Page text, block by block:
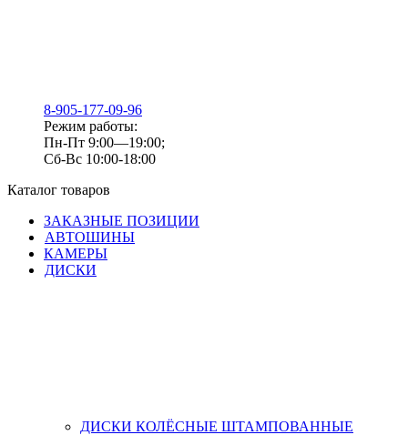
8-905-177-09-96
Режим работы:
Пн-Пт 9:00—19:00;
Сб-Вс 10:00-18:00
Каталог товаров
ЗАКАЗНЫЕ ПОЗИЦИИ
АВТОШИНЫ
КАМЕРЫ
ДИСКИ
ДИСКИ КОЛЁСНЫЕ ШТАМПОВАННЫЕ